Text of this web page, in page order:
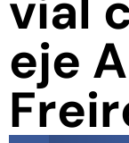
eje